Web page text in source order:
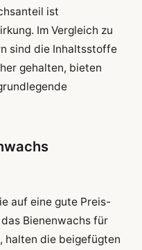
ist
Im Vergleich zu
sind die Inhaltsstoffe
gehalten, bieten
auf eine gute Preis-
Bienenwachs für
halten die beigefügten